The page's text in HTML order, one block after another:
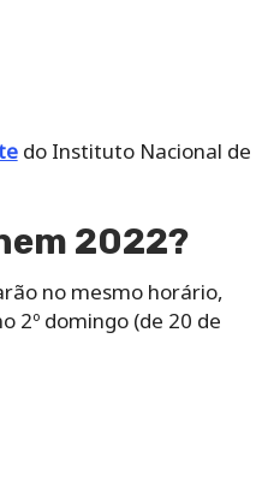
do Instituto Nacional de
2022?
no mesmo horário,
2º domingo (de 20 de